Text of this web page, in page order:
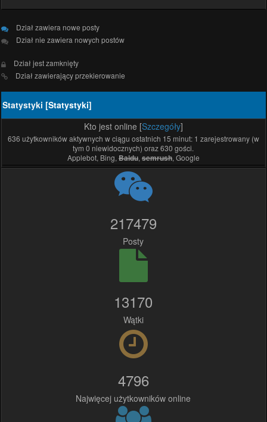
Dział zawiera nowe posty
Dział nie zawiera nowych postów
Dział jest zamknięty
Dział zawierający przekierowanie
Statystyki [Statystyki]
Kto jest online [Szczegóły]
636 użytkowników aktywnych w ciągu ostatnich 15 minut: 1 zarejestrowany (w
tym 0 niewidocznych) oraz 630 gości.
Applebot, Bing,Baidu,semrush, Google
217479
Posty
13170
Wątki
4796
Najwięcej użytkowników online